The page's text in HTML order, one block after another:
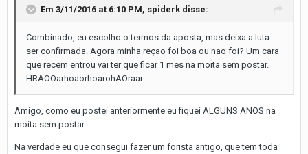
Em 3/11/2016 at 6:10 PM, spiderk disse:
Combinado, eu escolho o termos da aposta, mas deixa a luta
ser confirmada. Agora minha reçao foi boa ou nao foi? Um cara
que recem entrou vai ter que ficar 1 mes na moita sem postar.
HRAOOarhoaorhoarohAOraar.
Amigo, como eu postei anteriormente eu fiquei ALGUNS ANOS na
moita sem postar.
Na verdade eu que consegui fazer um forista antigo, que tem toda